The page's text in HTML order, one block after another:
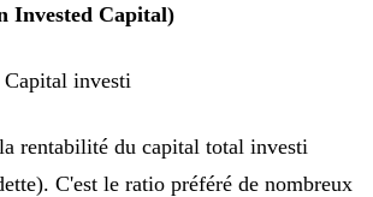
Invested Capital)
investi
rentabilité du capital total investi
C'est le ratio préféré de nombreux